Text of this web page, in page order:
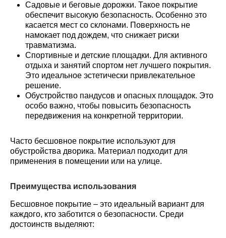
Садовые и беговые дорожки. Такое покрытие
обеспечит высокую безопасность. Особенно это
касается мест со склонами. Поверхность не
намокает под дождем, что снижает риски
травматизма.
Спортивные и детские площадки. Для активного
отдыха и занятий спортом нет лучшего покрытия.
Это идеальное эстетически привлекательное
решение.
Обустройство пандусов и опасных площадок. Это
особо важно, чтобы повысить безопасность
передвижения на конкретной территории.
Часто бесшовное покрытие используют для
обустройства дворика. Материал подходит для
применения в помещении или на улице.
Преимущества использования
Бесшовное покрытие – это идеальный вариант для
каждого, кто заботится о безопасности. Среди
достоинств выделяют: